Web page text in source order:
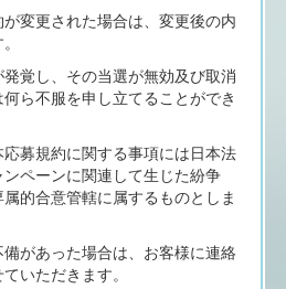
が変更された場合は、変更後の内
発覚し、その当選が無効及び取消
ら不服を申し立てることができ
応募規約に関する事項には日本法
ペーンに関連して生じた紛争
的合意管轄に属するものとしま
備があった場合は、お客様に連絡
いただきます。